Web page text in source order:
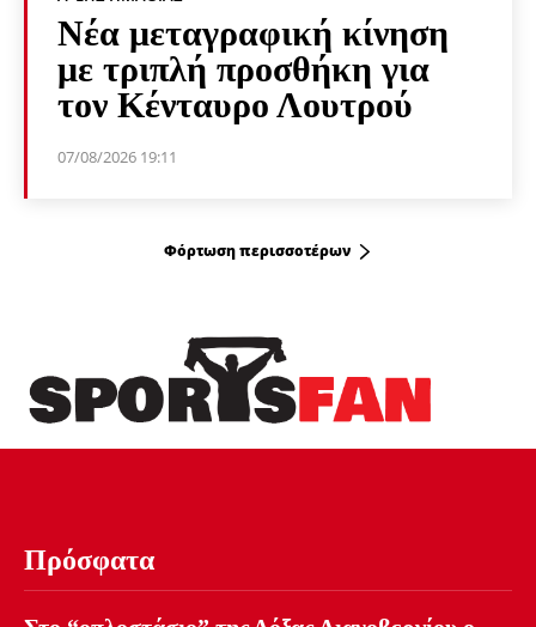
Νέα μεταγραφική κίνηση
με τριπλή προσθήκη για
τον Κένταυρο Λουτρού
07/08/2026 19:11
Φόρτωση περισσοτέρων
Πρόσφατα